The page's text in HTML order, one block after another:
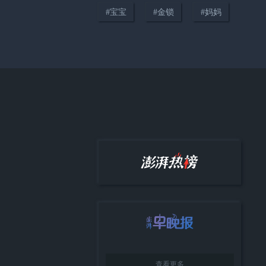
#宝宝 #金锁 #妈妈
查看更多